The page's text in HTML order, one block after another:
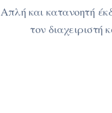
Απλή και κατανοητή
τον διαχειριστή